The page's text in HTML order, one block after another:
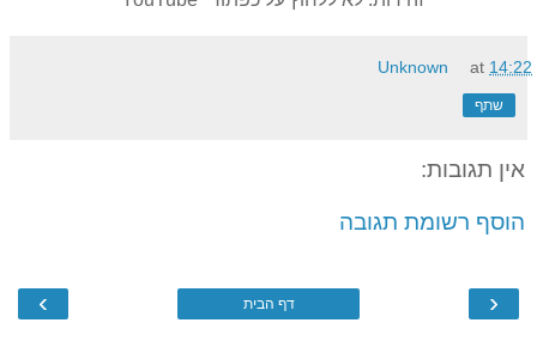
Unknown at 14:22
שתף
אין תגובות:
הוסף רשומת תגובה
‹
› דף הבית